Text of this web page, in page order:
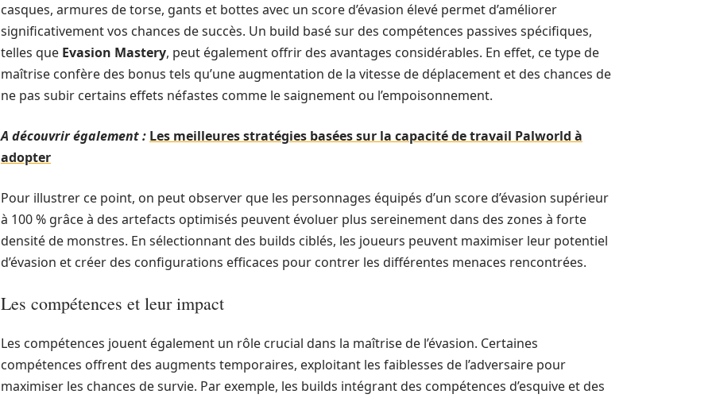
casques, armures de torse, gants et bottes avec un score d’évasion élevé permet d’améliorer
significativement vos chances de succès. Un build basé sur des compétences passives spécifiques,
telles que Evasion Mastery, peut également offrir des avantages considérables. En effet, ce type de
maîtrise confère des bonus tels qu’une augmentation de la vitesse de déplacement et des chances de
ne pas subir certains effets néfastes comme le saignement ou l’empoisonnement.
A découvrir également : Les meilleures stratégies basées sur la capacité de travail Palworld à
adopter
Pour illustrer ce point, on peut observer que les personnages équipés d’un score d’évasion supérieur
à 100 % grâce à des artefacts optimisés peuvent évoluer plus sereinement dans des zones à forte
densité de monstres. En sélectionnant des builds ciblés, les joueurs peuvent maximiser leur potentiel
d’évasion et créer des configurations efficaces pour contrer les différentes menaces rencontrées.
Les compétences et leur impact
Les compétences jouent également un rôle crucial dans la maîtrise de l’évasion. Certaines
compétences offrent des augments temporaires, exploitant les faiblesses de l’adversaire pour
maximiser les chances de survie. Par exemple, les builds intégrant des compétences d’esquive et des